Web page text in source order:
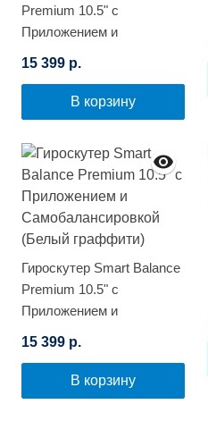
Premium 10.5" с
Приложением и
(Граффити)
15 399 р.
В корзину
Гироскутер Smart Balance
Premium 10.5" с
Приложением и
(Белый граффити)
15 399 р.
В корзину